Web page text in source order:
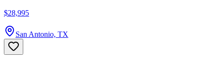
$28,995
San Antonio, TX